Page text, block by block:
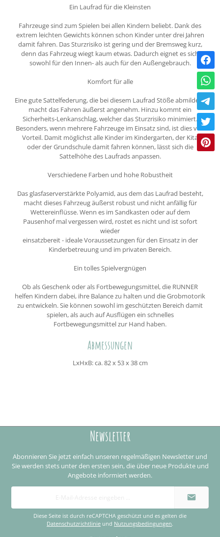
Ein Laufrad für die Kleinsten
Fahrzeuge sind zum Spielen bei allen Kindern beliebt. Dank des
extrem leichten Gewichts können schon Kinder unter drei Jahren
damit fahren. Das Sturzrisiko ist gering und der Bremsweg kurz,
denn das Fahrzeug wiegt kaum etwas. Dadurch eignet es sich
sowohl für den Innen- als auch für den Außengebrauch.
Komfort für alle
Eine gute Sattelfederung, die bei diesem Laufrad Stöße abmildert,
macht das Fahren äußerst angenehm. Hinzu kommt ein
Sicherheits-Lenkanschlag, welcher das Sturzrisiko minimiert.
Besonders, wenn mehrere Fahrzeuge im Einsatz sind, ist dies von
Vorteil. Damit möglichst alle Kinder im Kindergarten, der Kita
oder der Grundschule damit fahren können, lässt sich die
Sattelhöhe des Laufrads anpassen.
Verschiedene Farben und hohe Robustheit
Das glasfaserverstärkte Polyamid, aus dem das Laufrad besteht,
macht dieses Fahrzeug äußerst robust und nicht anfällig für
Wettereinflüsse. Wenn es im Sandkasten oder auf dem
Pausenhof mal vergessen wird, rostet es nicht und ist sofort
wieder
einsatzbereit - ideale Voraussetzungen für den Einsatz in der
Kinderbetreuung und im privaten Bereich.
Ein tolles Spielvergnügen
Ob als Geschenk oder als Fortbewegungsmittel, die RUNNER
helfen Kindern dabei, ihre Balance zu halten und die Grobmotorik
zu entwickeln. Sie können sowohl im geschützten Bereich damit
spielen, als auch auf Ausflügen ein schnelles
Fortbewegungsmittel zur Hand haben.
Abmessungen
LxHxB: ca. 82 x 53 x 38 cm
Newsletter
Abonnieren Sie jetzt einfach unseren regelmäßigen Newsletter und
Sie werden stets unter den ersten sein, die über neue Produkte und
Angebote informiert werden.
E-
Adresse
Diese Seite ist durch reCAPTCHA geschützt und es gelten die
Datenschutzrichtlinie und Nutzungsbedingungen.